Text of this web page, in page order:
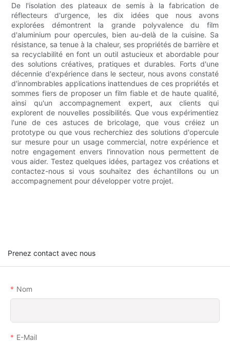
De l'isolation des plateaux de semis à la fabrication de
réflecteurs d'urgence, les dix idées que nous avons
explorées démontrent la grande polyvalence du film
d'aluminium pour opercules, bien au-delà de la cuisine. Sa
résistance, sa tenue à la chaleur, ses propriétés de barrière et
sa recyclabilité en font un outil astucieux et abordable pour
des solutions créatives, pratiques et durables. Forts d'une
décennie d'expérience dans le secteur, nous avons constaté
d'innombrables applications inattendues de ces propriétés et
sommes fiers de proposer un film fiable et de haute qualité,
ainsi qu'un accompagnement expert, aux clients qui
explorent de nouvelles possibilités. Que vous expérimentiez
l'une de ces astuces de bricolage, que vous créiez un
prototype ou que vous recherchiez des solutions d'opercule
sur mesure pour un usage commercial, notre expérience et
notre engagement envers l'innovation nous permettent de
vous aider. Testez quelques idées, partagez vos créations et
contactez-nous si vous souhaitez des échantillons ou un
accompagnement pour développer votre projet.
Prenez contact avec nous
Nom
E-Mail